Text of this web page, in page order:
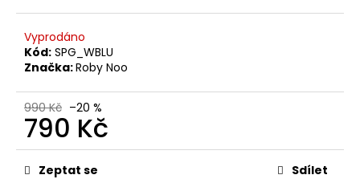
Vyprodáno
Kód: SPG_WBLU
Značka:Roby Noo
990 Kč –20 %
790 Kč
Měrná
cena:Zeptat se Sdílet
č
u
e
e